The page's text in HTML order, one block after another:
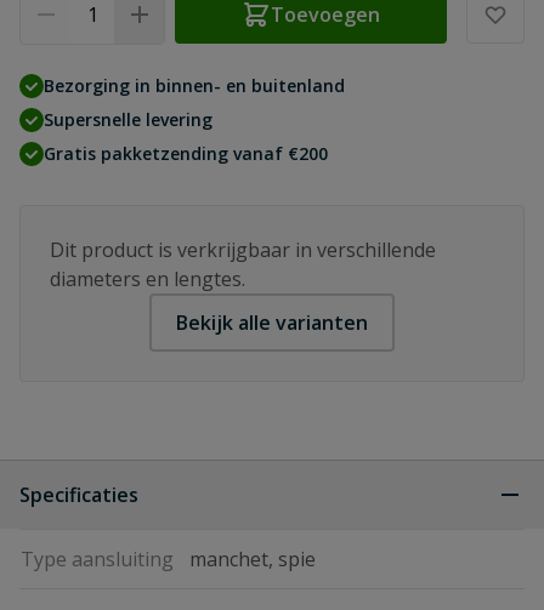
Toevoegen
Bezorging in binnen- en buitenland
Supersnelle levering
Gratis pakketzending vanaf €200
Dit product is verkrijgbaar in verschillende
diameters en lengtes.
Bekijk alle varianten
Specificaties
Type aansluiting manchet, spie